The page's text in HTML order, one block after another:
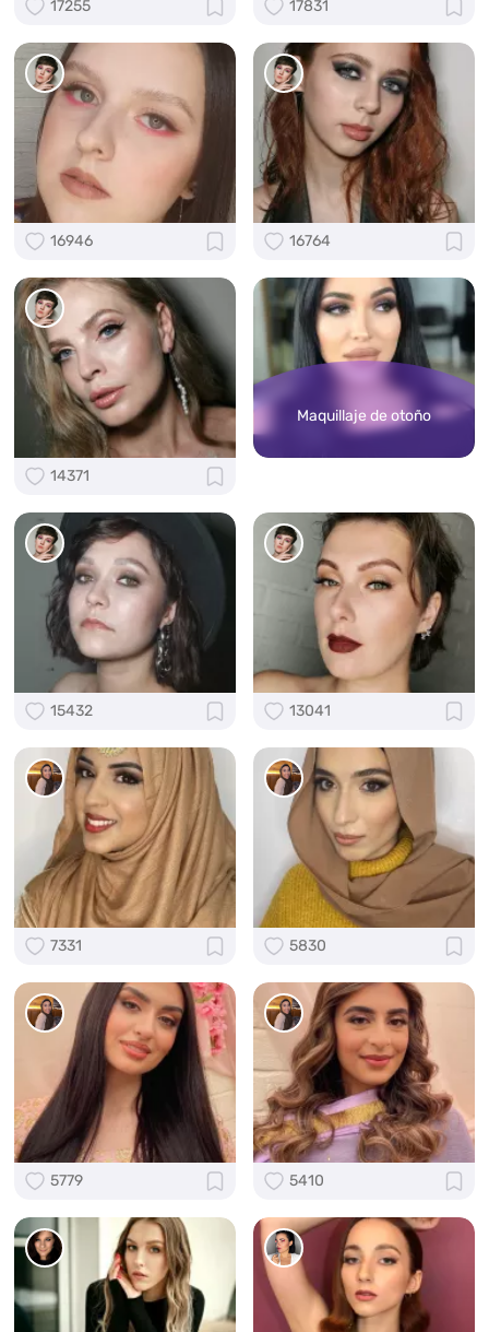
17255 17831
16946 16764
14371
Maquillaje de otoño
15432 13041
7331 5830
5779 5410